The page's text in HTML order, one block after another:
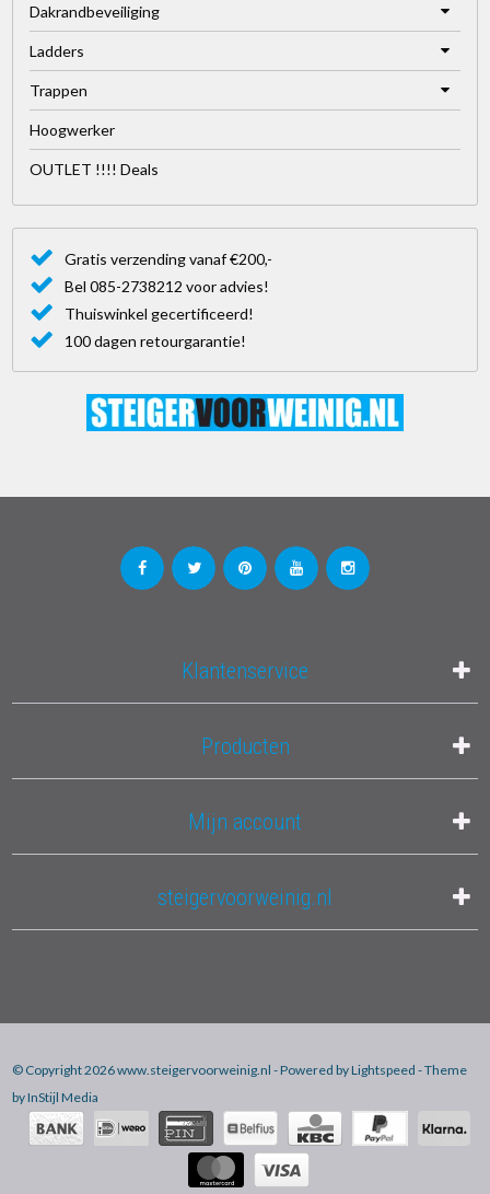
Dakrandbeveiliging
Ladders
Trappen
Hoogwerker
OUTLET !!!! Deals
Gratis verzending vanaf €200,-
Bel 085-2738212 voor advies!
Thuiswinkel gecertificeerd!
100 dagen retourgarantie!
Klantenservice
Producten
Mijn account
steigervoorweinig.nl
© Copyright 2026 www.steigervoorweinig.nl - Powered byLightspeed - Theme
byInStijl Media